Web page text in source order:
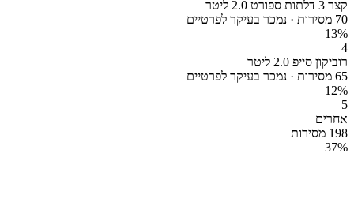
קצר 3 דלתות ספורט 2.0 ליטר
70 מסירות · נמכר בעיקר לפרטיים
13%
4
רוביקון סייפ 2.0 ליטר
65 מסירות · נמכר בעיקר לפרטיים
12%
5
אחרים
198 מסירות
37%